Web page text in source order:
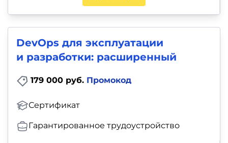
DevOps для эксплуатации
и разработки: расширенный
179 000 руб. Промокод
Сертификат
Гарантированное трудоустройство